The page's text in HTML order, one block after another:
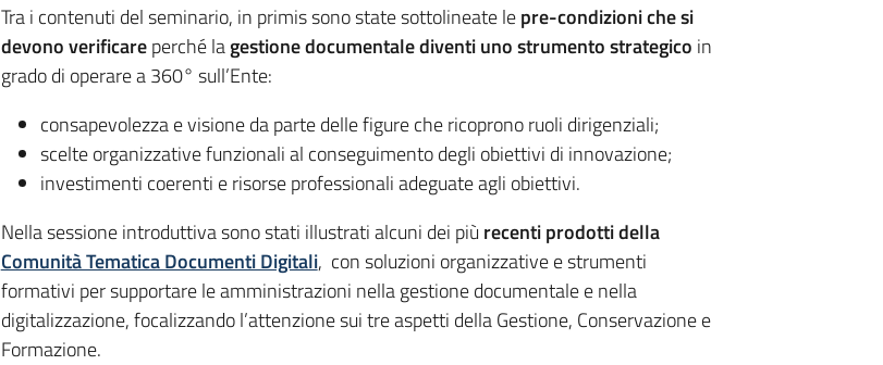
Tra i contenuti del seminario, in primis sono state sottolineate lepre-condizioni che si
devono verificareperché lagestione documentale diventi uno strumento strategico in
grado di operare a 360° sull’Ente:
consapevolezza e visione da parte delle figure che ricoprono ruoli dirigenziali;
scelte organizzative funzionali al conseguimento degli obiettivi di innovazione;
investimenti coerenti e risorse professionali adeguate agli obiettivi.
Nella sessione introduttiva sono stati illustrati alcuni dei più recenti prodotti della
Comunità Tematica Documenti Digitali, con soluzioni organizzative e strumenti
formativi per supportare le amministrazioni nella gestione documentale e nella
digitalizzazione, focalizzando l’attenzione sui tre aspetti della Gestione, Conservazione e
Formazione.